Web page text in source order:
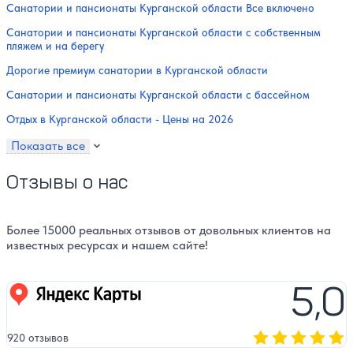
Санатории и пансионаты Курганской области Все включено
Санатории и пансионаты Курганской области с собственным
пляжем и на берегу
Дорогие премиум санатории в Курганской области
Санатории и пансионаты Курганской области с бассейном
Отдых в Курганской области - Цены на 2026
Показать все
Отзывы о нас
Более 15000 реальных отзывов от довольных клиентов на
известных ресурсах и нашем сайте!
Яндекс карты 5,0
920 отзывов